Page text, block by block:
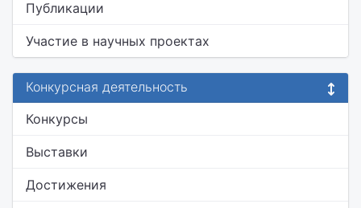
Публикации
Участие в научных проектах
Конкурсная деятельность
Конкурсы
Выставки
Достижения